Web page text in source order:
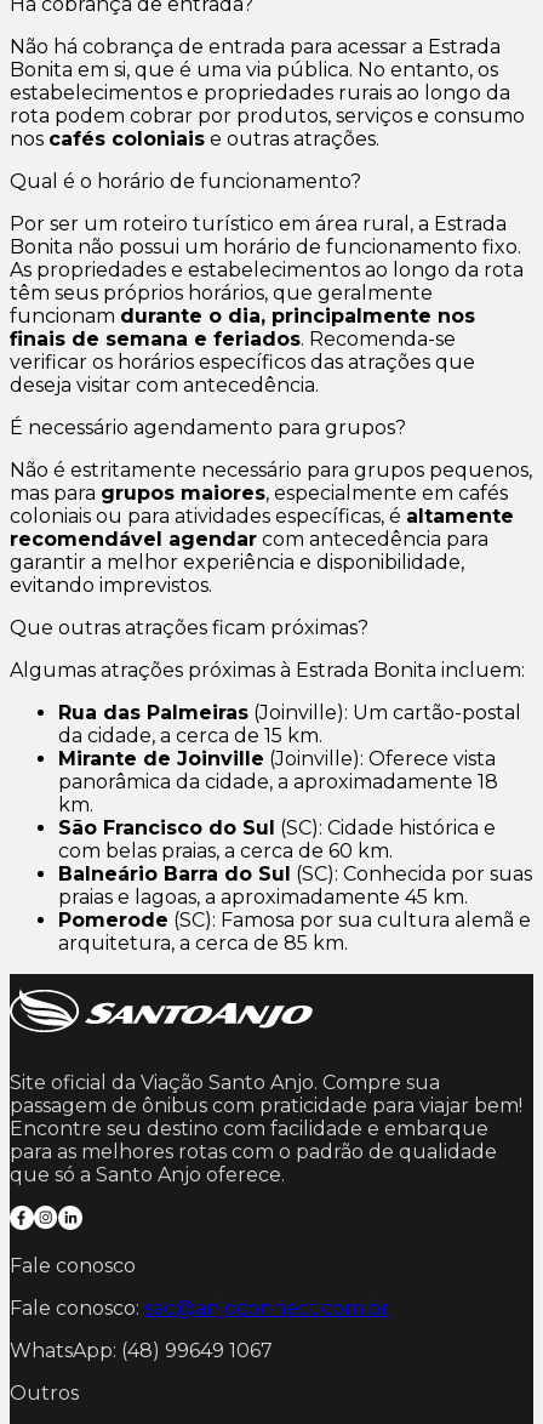
Há cobrança de entrada?
Não há cobrança de entrada para acessar a Estrada
Bonita em si, que é uma via pública. No entanto, os
estabelecimentos e propriedades rurais ao longo da
rota podem cobrar por produtos, serviços e consumo
nos cafés coloniais e outras atrações.
Qual é o horário de funcionamento?
Por ser um roteiro turístico em área rural, a Estrada
Bonita não possui um horário de funcionamento fixo.
As propriedades e estabelecimentos ao longo da rota
têm seus próprios horários, que geralmente
funcionam durante o dia, principalmente nos
finais de semana e feriados. Recomenda-se
verificar os horários específicos das atrações que
deseja visitar com antecedência.
É necessário agendamento para grupos?
Não é estritamente necessário para grupos pequenos,
mas para grupos maiores, especialmente em cafés
coloniais ou para atividades específicas, é altamente
recomendável agendar com antecedência para
garantir a melhor experiência e disponibilidade,
evitando imprevistos.
Que outras atrações ficam próximas?
Algumas atrações próximas à Estrada Bonita incluem:
Rua das Palmeiras (Joinville): Um cartão-postal
da cidade, a cerca de 15 km.
Mirante de Joinville (Joinville): Oferece vista
panorâmica da cidade, a aproximadamente 18
km.
São Francisco do Sul (SC): Cidade histórica e
com belas praias, a cerca de 60 km.
Balneário Barra do Sul (SC): Conhecida por suas
praias e lagoas, a aproximadamente 45 km.
Pomerode (SC): Famosa por sua cultura alemã e
arquitetura, a cerca de 85 km.
Site oficial da Viação Santo Anjo. Compre sua
passagem de ônibus com praticidade para viajar bem!
Encontre seu destino com facilidade e embarque
para as melhores rotas com o padrão de qualidade
que só a Santo Anjo oferece.
Fale conosco
Fale conosco: sac@anjoconnect.com.br
WhatsApp: (48) 99649 1067
Outros